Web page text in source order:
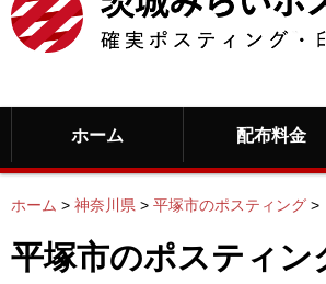
ホーム 配布料金
ホーム > 神奈川県 > 平塚市のポスティング >
平塚市のポスティ